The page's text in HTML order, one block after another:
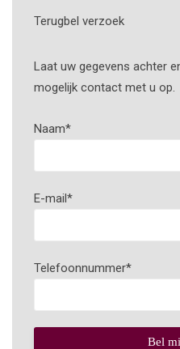
Terugbel verzoek
Laat uw gegevens achter
mogelijk contact met u op.
Naam*
E-mail*
Telefoonnummer*
Bel